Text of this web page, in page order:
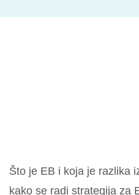
Što je EB i koja je razlika
kako se radi strategija za